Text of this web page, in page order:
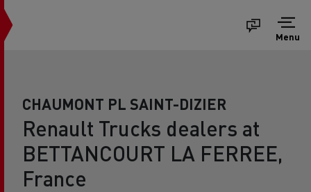
Menu
CHAUMONT PL SAINT-DIZIER
Renault Trucks dealers at
BETTANCOURT LA FERREE,
France